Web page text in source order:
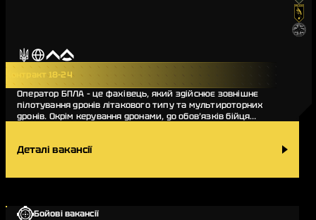
Контракт 18-24
Оператор БПЛА – це фахівець, який здійснює зовнішнє
пілотування дронів літакового типу та мультироторних
дронів. Окрім керування дронами, до обов’язків бійця
Деталі вакансії
Бойові вакансії